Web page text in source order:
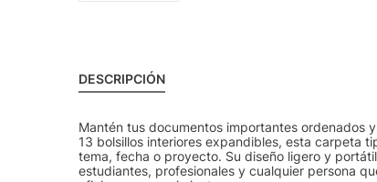
DESCRIPCIÓN
Mantén tus documentos importantes ordenados
13 bolsillos interiores expandibles, esta carpeta
tema, fecha o proyecto. Su diseño ligero y
estudiantes, profesionales y cualquier persona